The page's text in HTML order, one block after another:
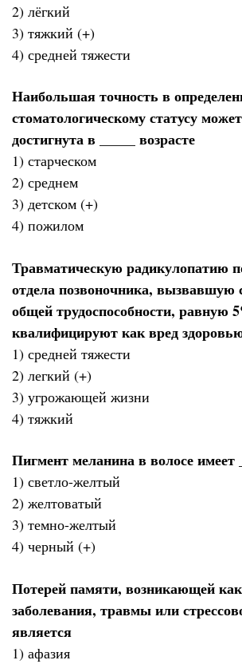
2) лёгкий
3) тяжкий (+)
4) средней тяжести
Наибольшая точность в
стоматологическому статусу
достигнута в _____ возрасте
1) старческом
2) среднем
3) детском (+)
4) пожилом
Травматическую радикулопатию
отдела позвоночника, вызвавшую
общей трудоспособности, равную
квалифицируют как вред
1) средней тяжести
2) легкий (+)
3) угрожающей жизни
4) тяжкий
Пигмент меланина в волосе имеет
1) светло-желтый
2) желтоватый
3) темно-желтый
4) черный (+)
Потерей памяти, возникающей как
заболевания, травмы или
является
1) афазия